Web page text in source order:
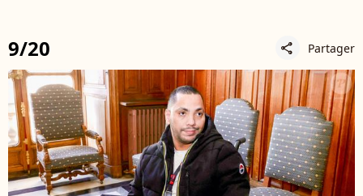
9/20 share Partager